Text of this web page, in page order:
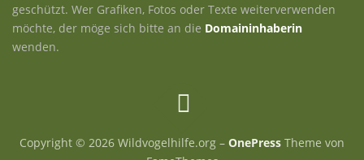
geschützt. Wer Grafiken, Fotos oder Texte weiterverwenden
möchte, der möge sich bitte an die Domaininhaberin
wenden.
Copyright © 2026 Wildvogelhilfe.org – OnePress Theme von